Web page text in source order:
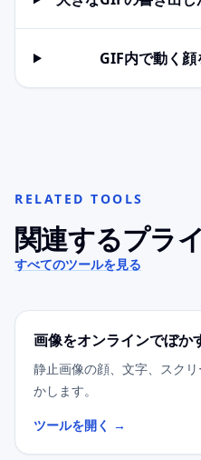
GIF内で動く
RELATED TOOLS
関連するプラ
すべてのツールを見る
画像をオンラインでぼか
静止画像の顔、文字、スク
かします。
ツールを開く →